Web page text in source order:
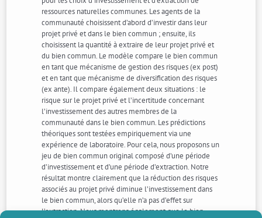
ressources naturelles communes. Les agents de la
communauté choisissent d’abord d’investir dans leur
projet privé et dans le bien commun ; ensuite, ils
choisissent la quantité à extraire de leur projet privé et
du bien commun. Le modèle compare le bien commun
en tant que mécanisme de gestion des risques (ex post)
et en tant que mécanisme de diversification des risques
(ex ante). Il compare également deux situations : le
risque sur le projet privé et l’incertitude concernant
l’investissement des autres membres de la
communauté dans le bien commun. Les prédictions
théoriques sont testées empiriquement via une
expérience de laboratoire. Pour cela, nous proposons un
jeu de bien commun original composé d’une période
d’investissement et d’une période d’extraction. Notre
résultat montre clairement que la réduction des risques
associés au projet privé diminue l’investissement dans
le bien commun, alors qu’elle n’a pas d’effet sur
l’extraction. Nous montrons également que le bien